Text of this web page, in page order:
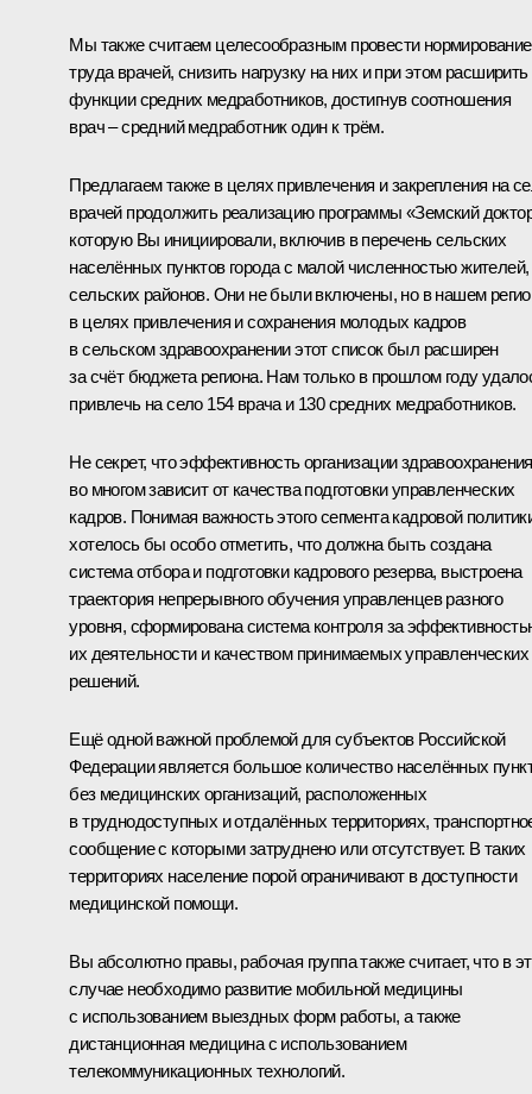
Мы также считаем целесообразным провести нормирование
труда врачей, снизить нагрузку на них и при этом расширить
функции средних медработников, достигнув соотношения
врач – средний медработник один к трём.
Предлагаем также в целях привлечения и закрепления на
врачей продолжить реализацию программы «Земский
которую Вы инициировали, включив в перечень сельских
населённых пунктов города с малой численностью жителей,
сельских районов. Они не были включены, но в нашем
в целях привлечения и сохранения молодых кадров
в сельском здравоохранении этот список был расширен
за счёт бюджета региона. Нам только в прошлом году
привлечь на село 154 врача и 130 средних медработников.
Не секрет, что эффективность организации здравоохранения
во многом зависит от качества подготовки управленческих
кадров. Понимая важность этого сегмента кадровой
хотелось бы особо отметить, что должна быть создана
система отбора и подготовки кадрового резерва, выстроена
траектория непрерывного обучения управленцев разного
уровня, сформирована система контроля за
их деятельности и качеством принимаемых управленческих
решений.
Ещё одной важной проблемой для субъектов Российской
Федерации является большое количество населённых
без медицинских организаций, расположенных
в труднодоступных и отдалённых территориях,
сообщение с которыми затруднено или отсутствует. В таких
территориях население порой ограничивают в доступности
медицинской помощи.
Вы абсолютно правы, рабочая группа также считает, что в
случае необходимо развитие мобильной медицины
с использованием выездных форм работы, а также
дистанционная медицина с использованием
телекоммуникационных технологий.